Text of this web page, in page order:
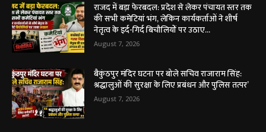
राजद में बड़ा फेरबदल: प्रदेश से लेकर पंचायत स्तर तक
की सभी कमेटियां भंग, लेकिन कार्यकर्ताओं ने शीर्ष
नेतृत्व के इर्द-गिर्द बिचौलियों पर उठाए...
August 7, 2026
बैकुंठपुर मंदिर घटना पर बोले सचिव राजाराम सिंह:
श्रद्धालुओं की सुरक्षा के लिए प्रबंधन और पुलिस तत्पर’
August 7, 2026